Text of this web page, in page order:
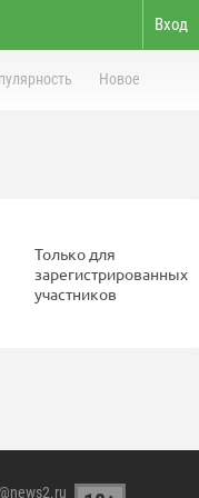
Вход
Новое
Только для
зарегистрированных
участников